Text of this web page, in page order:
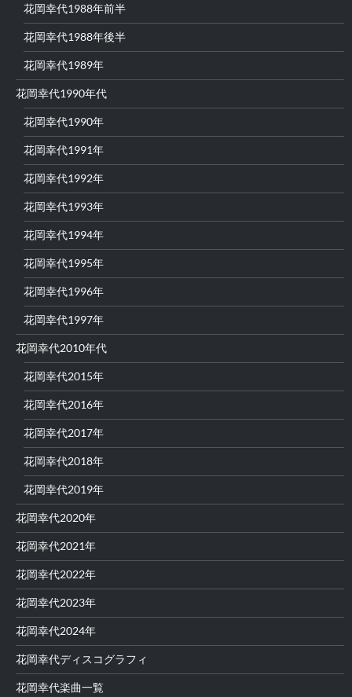
花岡幸代1988年前半
花岡幸代1988年後半
花岡幸代1989年
花岡幸代1990年代
花岡幸代1990年
花岡幸代1991年
花岡幸代1992年
花岡幸代1993年
花岡幸代1994年
花岡幸代1995年
花岡幸代1996年
花岡幸代1997年
花岡幸代2010年代
花岡幸代2015年
花岡幸代2016年
花岡幸代2017年
花岡幸代2018年
花岡幸代2019年
花岡幸代2020年
花岡幸代2021年
花岡幸代2022年
花岡幸代2023年
花岡幸代2024年
花岡幸代ディスコグラフィ
花岡幸代楽曲一覧